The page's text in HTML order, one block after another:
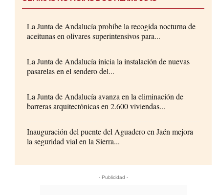
La Junta de Andalucía prohíbe la recogida nocturna de
aceitunas en olivares superintensivos para...
La Junta de Andalucía inicia la instalación de nuevas
pasarelas en el sendero del...
La Junta de Andalucía avanza en la eliminación de
barreras arquitectónicas en 2.600 viviendas...
Inauguración del puente del Aguadero en Jaén mejora
la seguridad vial en la Sierra...
- Publicidad -